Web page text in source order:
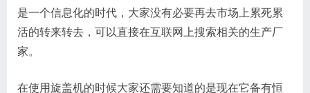
是一个信息化的时代，大家没有必要再去市场上累死累
活的转来转去，可以直接在互联网上搜索相关的生产厂
家。
在使用旋盖机的时候大家还需要知道的是现在它备有恒